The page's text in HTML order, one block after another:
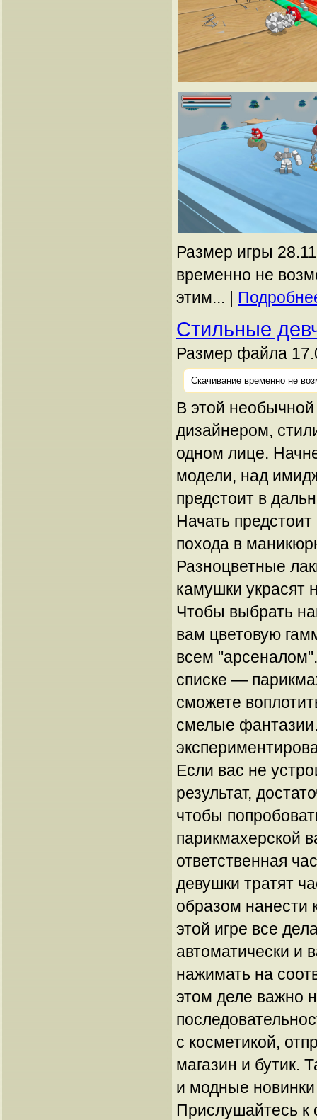
Размер игры
временно не
этим... |
Стильные
Размер файла
Скачивание временно не
В этой
дизайнером,
одном лице.
модели, над
предстоит в
Начать
похода в
Разноцветные
камушки украсят
Чтобы выбрать
вам цветовую
всем
списке —
сможете
смелые
Если вас не
результат,
чтобы
парикмахерской
ответственная
девушки тратят
образом нанести
этой игре все
автоматически и
нажимать на
этом деле важно
с косметикой,
магазин и бутик.
и модные
Прислушайтесь к